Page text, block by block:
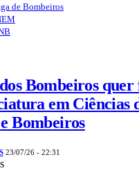
de Bombeiros
Bombeiros quer
em Ciências
Bombeiros
23/07/26 - 22:31